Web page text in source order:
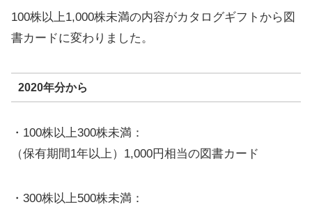
100株以上1,000株未満の内容がカタログギフトから図
書カードに変わりました。
2020年分から
・100株以上300株未満：
（保有期間1年以上）1,000円相当の図書カード
・300株以上500株未満：